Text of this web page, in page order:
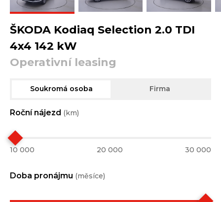
ŠKODA Kodiaq Selection 2.0 TDI
4x4 142 kW
Operativní leasing
Soukromá osoba Firma
Roční nájezd (km)
10 000 20 000 30 000
Doba pronájmu (měsíce)